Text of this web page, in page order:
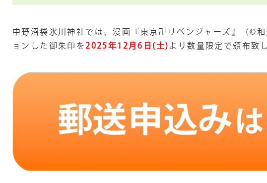
中野沼袋氷川神社では、漫画『東京卍リベンジャーズ』（©
ョンした御朱印を 2025年12月6日(土) より数量限定で頒布致